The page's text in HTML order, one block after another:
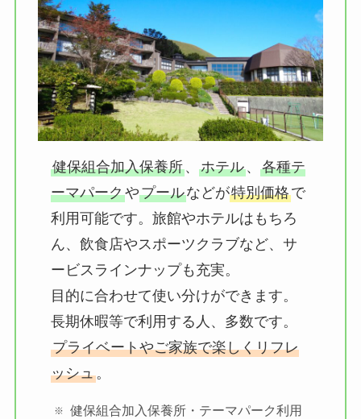
健保組合加入保養所、 ホテル、 各種テ
ーマパークやプールなどが特別価格で
利用可能です。旅館やホテルはもちろ
ん、飲食店やスポーツクラブなど、サ
ービスラインナップも充実。
目的に合わせて使い分けができます。
長期休暇等で利用する人、多数です。
プライベートやご家族で楽しくリフレ
ッシュ。
健保組合加入保養所・テーマパーク利用